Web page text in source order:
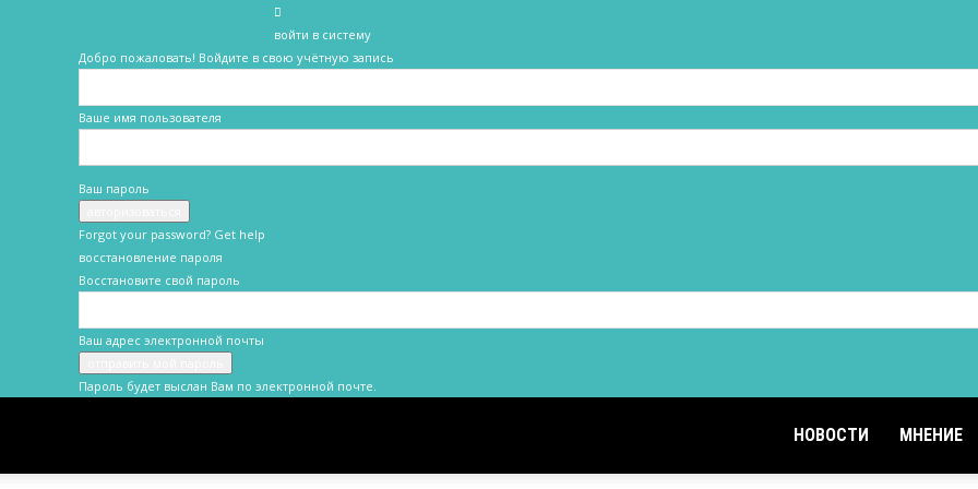
войти в систему
Добро пожаловать! Войдите в свою учётную запись
Ваше имя пользователя
Ваш пароль
Forgot your password? Get help
восстановление пароля
Восстановите свой пароль
Ваш адрес электронной почты
Пароль будет выслан Вам по электронной почте.
НОВОСТИ МНЕНИЕ